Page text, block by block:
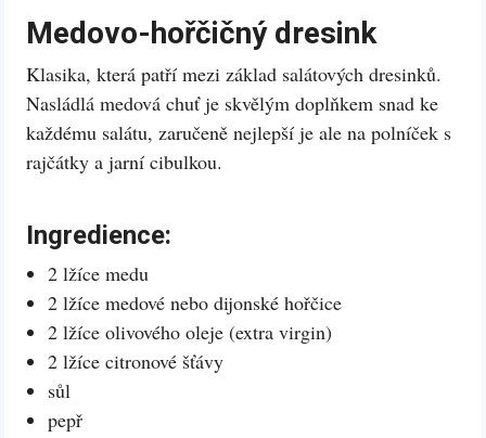
Medovo-hořčičný dresink
Klasika, která patří mezi základ salátových dresinků.
Nasládlá medová chuť je skvělým doplňkem snad ke
každému salátu, zaručeně nejlepší je ale na polníček s
rajčátky a jarní cibulkou.
Ingredience:
2 lžíce medu
2 lžíce medové nebo dijonské hořčice
2 lžíce olivového oleje (extra virgin)
2 lžíce citronové šťávy
sůl
pepř